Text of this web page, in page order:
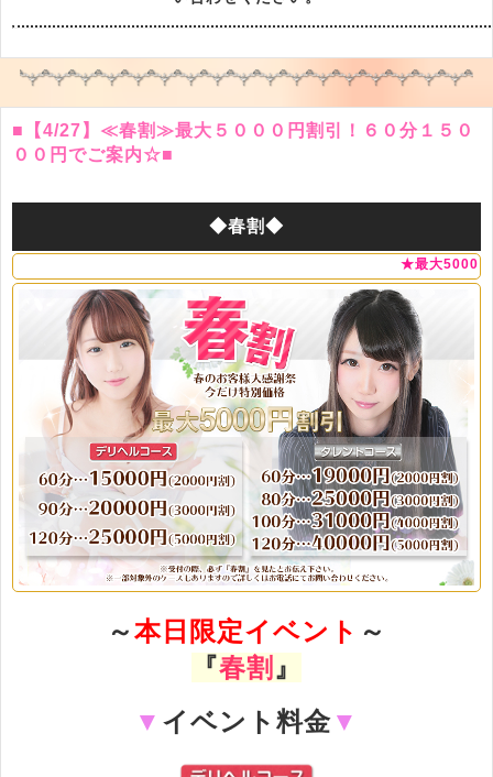
■【4/27】≪春割≫最大５０００円割引！６０分１５０
００円でご案内☆■
◆春割◆
★最大50000円割引！60
～本日限定イベント ～
『春割 』
▼ イベント料金▼